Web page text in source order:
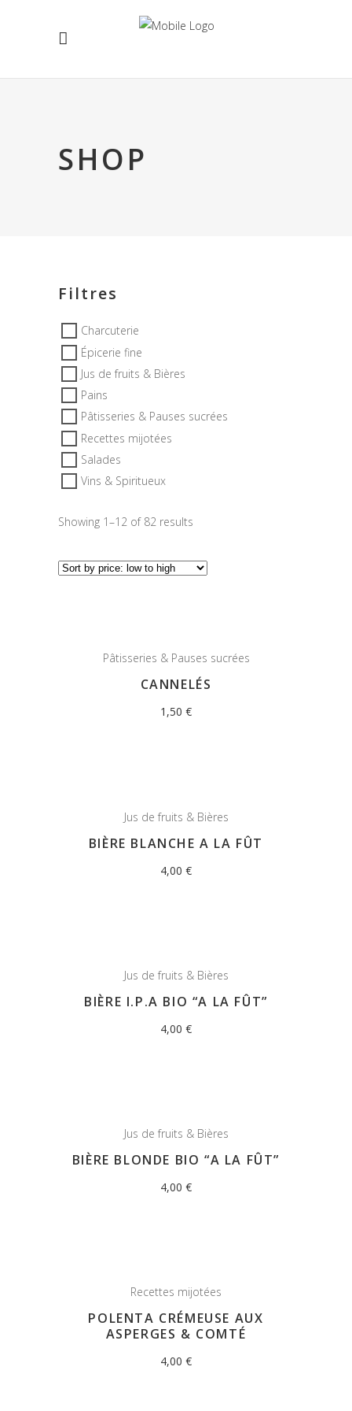
SHOP
Showing 1–12 of 82 results
Pâtisseries & Pauses sucrées
CANNELÉS
1,50 €
Jus de fruits & Bières
BIÈRE BLANCHE A LA FÛT
4,00 €
Jus de fruits & Bières
BIÈRE I.P.A BIO “A LA FÛT”
4,00 €
Jus de fruits & Bières
BIÈRE BLONDE BIO “A LA FÛT”
4,00 €
Recettes mijotées
POLENTA CRÉMEUSE AUX
ASPERGES & COMTÉ
4,00 €
Filtres
Charcuterie
Épicerie fine
Jus de fruits & Bières
Pains
Pâtisseries & Pauses sucrées
Recettes mijotées
Salades
Vins & Spiritueux